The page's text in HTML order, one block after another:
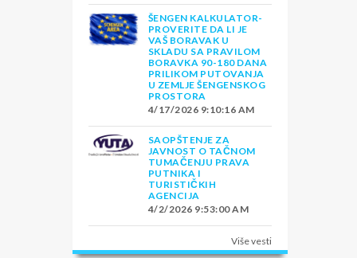
ŠENGEN KALKULATOR-
PROVERITE DA LI JE
VAŠ BORAVAK U
SKLADU SA PRAVILOM
BORAVKA 90-180 DANA
PRILIKOM PUTOVANJA
U ZEMLJE ŠENGENSKOG
PROSTORA
4/17/2026 9:10:16 AM
SAOPŠTENJE ZA
JAVNOST O TAČNOM
TUMAČENJU PRAVA
PUTNIKA I
TURISTIČKIH
AGENCIJA
4/2/2026 9:53:00 AM
Više vesti